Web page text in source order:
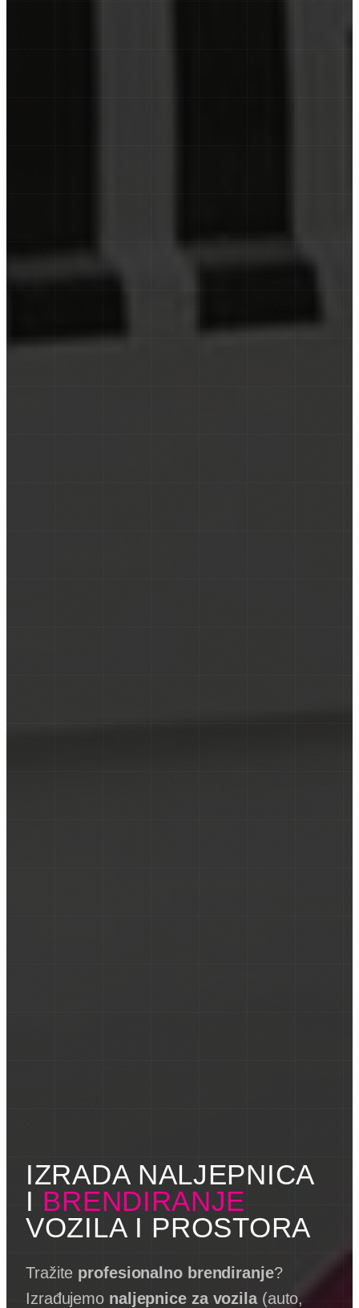
IZRADA NALJEPNICA
I BRENDIRANJE
VOZILA I PROSTORA
Tražite profesionalno brendiranje?
Izrađujemo naljepnice za vozila(auto,